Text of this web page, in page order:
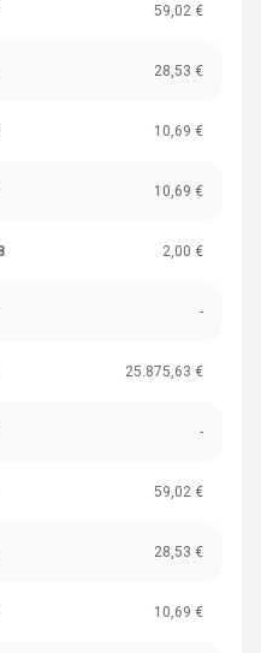
59,02 €
28,53 €
10,69 €
10,69 €
2,00 €
-
25.875,63 €
-
59,02 €
28,53 €
10,69 €